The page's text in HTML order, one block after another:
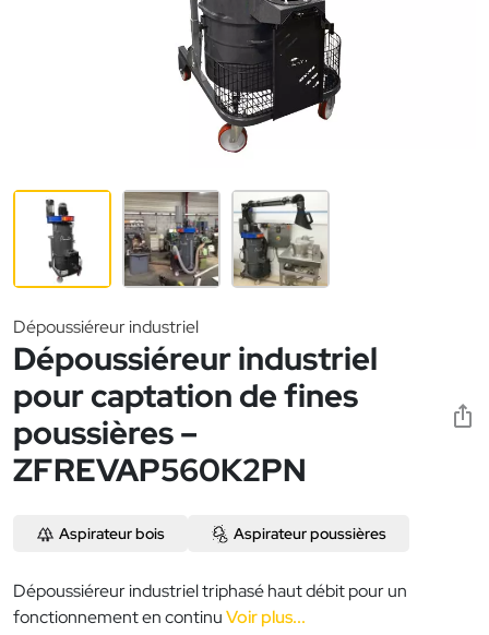
Dépoussiéreur industriel
Dépoussiéreur industriel
pour captation de fines
poussières –
ZFREVAP560K2PN
Aspirateur bois Aspirateur poussières
Dépoussiéreur industriel triphasé haut débit pour un
fonctionnement en continuVoir plus...